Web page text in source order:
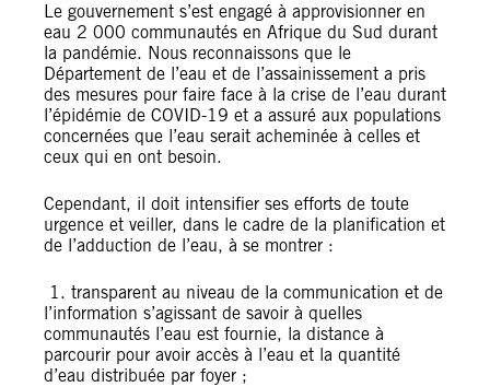
Le gouvernement s’est engagé à approvisionner en
eau 2 000 communautés en Afrique du Sud durant
la pandémie. Nous reconnaissons que le
Département de l’eau et de l’assainissement a pris
des mesures pour faire face à la crise de l’eau durant
l’épidémie de COVID-19 et a assuré aux populations
concernées que l’eau serait acheminée à celles et
ceux qui en ont besoin.
Cependant, il doit intensifier ses efforts de toute
urgence et veiller, dans le cadre de la planification et
de l’adduction de l’eau, à se montrer :
1. transparent au niveau de la communication et de
l’information s’agissant de savoir à quelles
communautés l’eau est fournie, la distance à
parcourir pour avoir accès à l’eau et la quantité
d’eau distribuée par foyer ;